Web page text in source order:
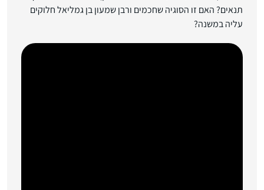
תנאים? האם זו הסוגיה שחכמים ורבן שמעון בן גמליאל חלוקים
עליה במשנה?